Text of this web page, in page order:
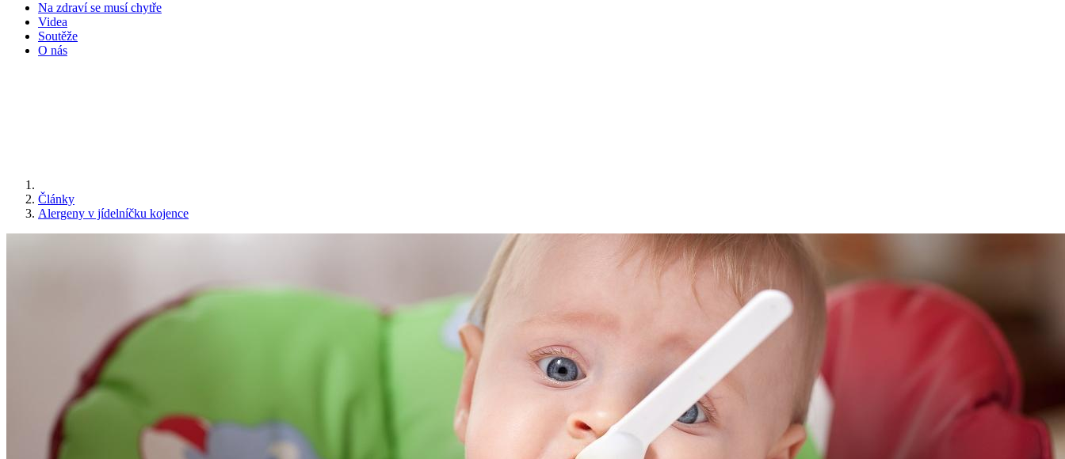
Na zdraví se musí chytře
Videa
Soutěže
O nás
Články
Alergeny v jídelníčku kojence